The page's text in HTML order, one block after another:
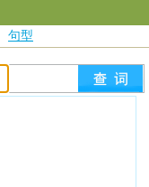
句型